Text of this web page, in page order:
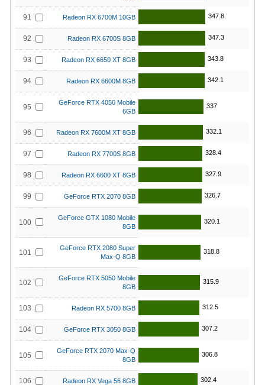
91 Radeon RX 6700M 10GB 347.8
92 Radeon RX 6700S 8GB 347.3
93 Radeon RX 6650 XT 8GB 343.8
94 Radeon RX 6600M 8GB 342.1
95
GeForce RTX 4050 Mobile
6GB
337
96 Radeon RX 7600M XT 8GB 332.1
97 Radeon RX 7700S 8GB 328.4
98 Radeon RX 6600 XT 8GB 327.9
99 GeForce RTX 2070 8GB 326.7
100
GeForce GTX 1080 Mobile
8GB
320.1
101
GeForce RTX 2080 Super
Max-Q 8GB
318.8
102
GeForce RTX 5050 Mobile
8GB
315.9
103 Radeon RX 5700 8GB 312.5
104 GeForce RTX 3050 8GB 307.2
105
GeForce RTX 2070 Max-Q
8GB
306.8
106 Radeon RX Vega 56 8GB 302.4